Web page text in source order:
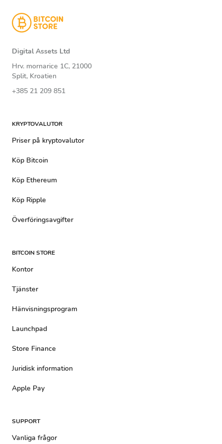
Digital Assets Ltd
Hrv. mornarice 1C, 21000
Split, Kroatien
+385 21 209 851
KRYPTOVALUTOR
Priser på kryptovalutor
Köp Bitcoin
Köp Ethereum
Köp Ripple
Överföringsavgifter
BITCOIN STORE
Kontor
Tjänster
Hänvisningsprogram
Launchpad
Store Finance
Juridisk information
Apple Pay
SUPPORT
Vanliga frågor